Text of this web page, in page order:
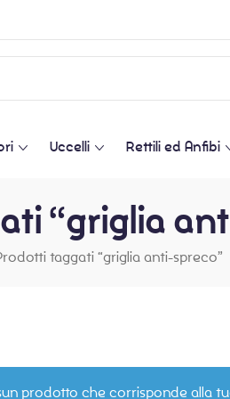
Uccelli Rettili ed Anfibi
“griglia
taggati “griglia anti-spreco”
prodotto che corrisponde alla